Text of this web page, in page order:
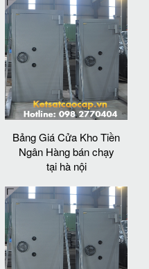
Bảng Giá Cửa Kho Tiền
Ngân Hàng bán chạy
tại hà nội